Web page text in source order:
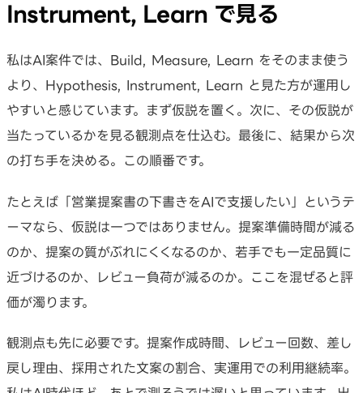
Instrument, Learn で見る
私はAI案件では、Build, Measure, Learn をそのまま使う
より、Hypothesis, Instrument, Learn と見た方が運用し
やすいと感じています。まず仮説を置く。次に、その仮説が
当たっているかを見る観測点を仕込む。最後に、結果から次
の打ち手を決める。この順番です。
たとえば「営業提案書の下書きをAIで支援したい」というテ
ーマなら、仮説は一つではありません。提案準備時間が減る
のか、提案の質がぶれにくくなるのか、若手でも一定品質に
近づけるのか、レビュー負荷が減るのか。ここを混ぜると評
価が濁ります。
観測点も先に必要です。提案作成時間、レビュー回数、差し
戻し理由、採用された文案の割合、実運用での利用継続率。